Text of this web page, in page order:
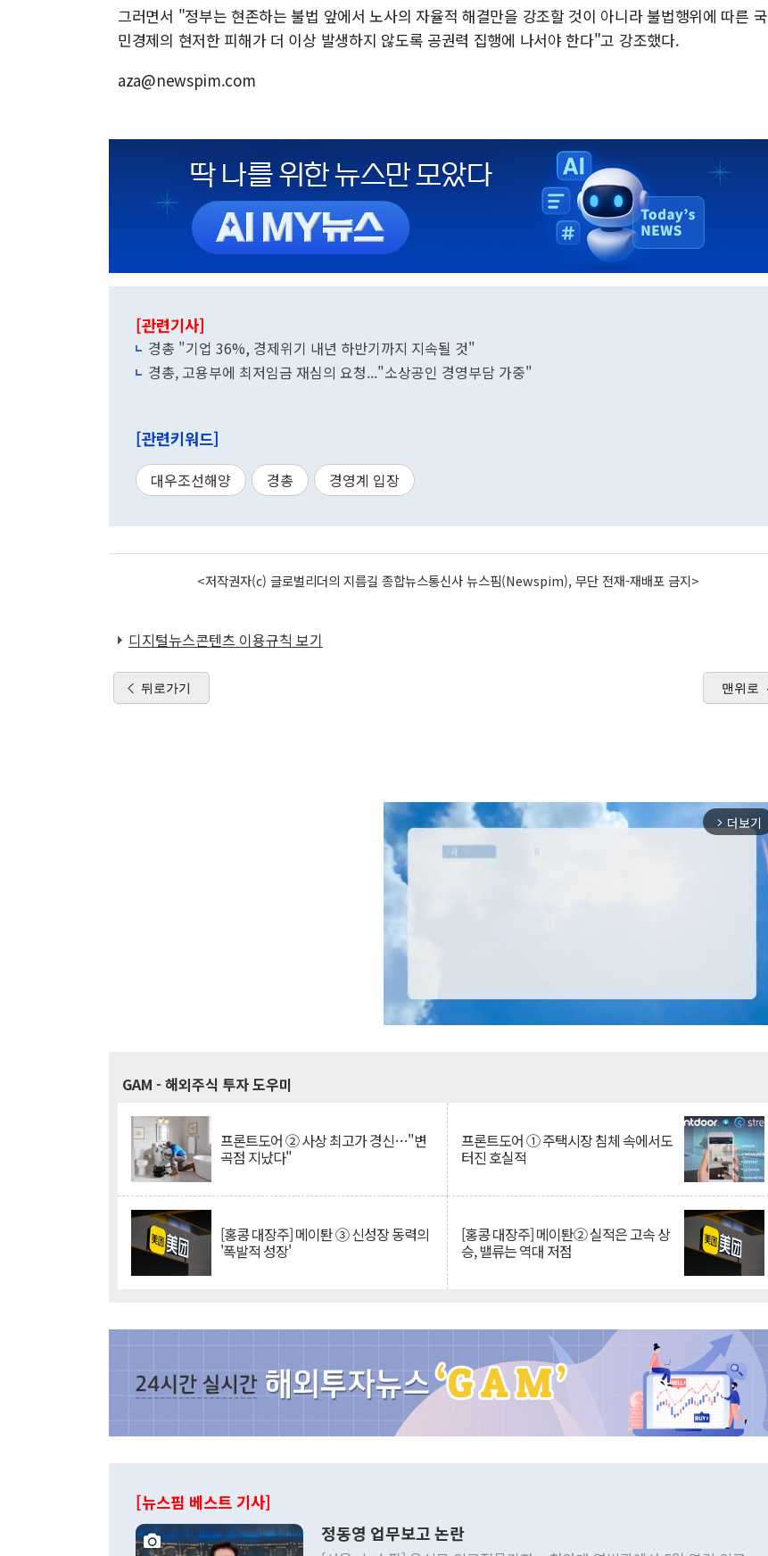
그러면서 "정부는 현존하는 불법 앞에서 노사의 자율적 해결만을 강조할 것이 아니라 불법행위에 따른 국
민경제의 현저한 피해가 더 이상 발생하지 않도록 공권력 집행에 나서야 한다"고 강조했다.
aza@newspim.com
[관련기사]
경총 "기업 36%, 경제위기 내년 하반기까지 지속될 것"
경총, 고용부에 최저임금 재심의 요청..."소상공인 경영부담 가중"
[관련키워드]
대우조선해양 경총 경영계 입장
<저작권자(c) 글로벌리더의 지름길 종합뉴스통신사 뉴스핌(Newspim), 무단 전재-재배포 금지>
디지털뉴스콘텐츠 이용규칙 보기
뒤로가기 맨위로
arrow_forward_ios 더보기
GAM - 해외주식 투자 도우미
프론트도어 ② 사상 최고가 경신…"변
곡점 지났다"
프론트도어 ① 주택시장 침체 속에서도
터진 호실적
[홍콩 대장주] 메이퇀 ③ 신성장 동력의
'폭발적 성장'
[홍콩 대장주] 메이퇀② 실적은 고속 상
승, 밸류는 역대 저점
[뉴스핌 베스트 기사]
정동영 업무보고 논란